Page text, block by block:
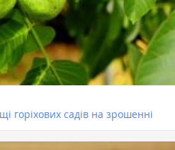
горіхових садів на зрошенні